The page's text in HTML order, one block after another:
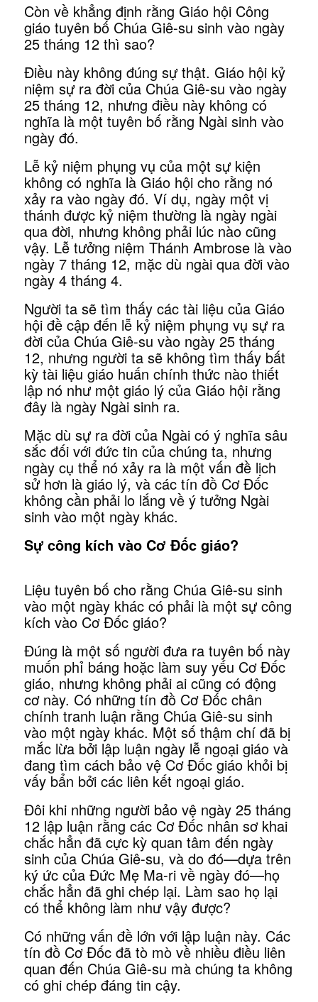
Còn về khẳng định rằng Giáo hội Công
giáo tuyên bố Chúa Giê-su sinh vào ngày
25 tháng 12 thì sao?
Điều này không đúng sự thật. Giáo hội kỷ
niệm sự ra đời của Chúa Giê-su vào ngày
25 tháng 12, nhưng điều này không có
nghĩa là một tuyên bố rằng Ngài sinh vào
ngày đó.
Lễ kỷ niệm phụng vụ của một sự kiện
không có nghĩa là Giáo hội cho rằng nó
xảy ra vào ngày đó. Ví dụ, ngày một vị
thánh được kỷ niệm thường là ngày ngài
qua đời, nhưng không phải lúc nào cũng
vậy. Lễ tưởng niệm Thánh Ambrose là vào
ngày 7 tháng 12, mặc dù ngài qua đời vào
ngày 4 tháng 4.
Người ta sẽ tìm thấy các tài liệu của Giáo
hội đề cập đến lễ kỷ niệm phụng vụ sự ra
đời của Chúa Giê-su vào ngày 25 tháng
12, nhưng người ta sẽ không tìm thấy bất
kỳ tài liệu giáo huấn chính thức nào thiết
lập nó như một giáo lý của Giáo hội rằng
đây là ngày Ngài sinh ra.
Mặc dù sự ra đời của Ngài có ý nghĩa sâu
sắc đối với đức tin của chúng ta, nhưng
ngày cụ thể nó xảy ra là một vấn đề lịch
sử hơn là giáo lý, và các tín đồ Cơ Đốc
không cần phải lo lắng về ý tưởng Ngài
sinh vào một ngày khác.
Sự công kích vào Cơ Đốc giáo?
Liệu tuyên bố cho rằng Chúa Giê-su sinh
vào một ngày khác có phải là một sự công
kích vào Cơ Đốc giáo?
Đúng là một số người đưa ra tuyên bố này
muốn phỉ báng hoặc làm suy yếu Cơ Đốc
giáo, nhưng không phải ai cũng có động
cơ này. Có những tín đồ Cơ Đốc chân
chính tranh luận rằng Chúa Giê-su sinh
vào một ngày khác. Một số thậm chí đã bị
mắc lừa bởi lập luận ngày lễ ngoại giáo và
đang tìm cách bảo vệ Cơ Đốc giáo khỏi bị
vấy bẩn bởi các liên kết ngoại giáo.
Đôi khi những người bảo vệ ngày 25 tháng
12 lập luận rằng các Cơ Đốc nhân sơ khai
chắc hẳn đã cực kỳ quan tâm đến ngày
sinh của Chúa Giê-su, và do đó—dựa trên
ký ức của Đức Mẹ Ma-ri về ngày đó—họ
chắc hẳn đã ghi chép lại. Làm sao họ lại
có thể không làm như vậy được?
Có những vấn đề lớn với lập luận này. Các
tín đồ Cơ Đốc đã tò mò về nhiều điều liên
quan đến Chúa Giê-su mà chúng ta không
có ghi chép đáng tin cậy.